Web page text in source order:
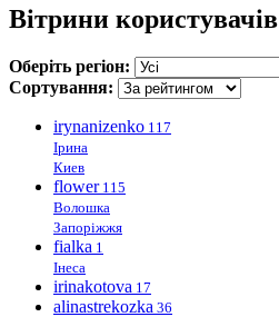
Вітрини користувачів
Оберіть регіон:
Сортування:
irynanizenko 117
Ірина
Киев
flower 115
Волошка
Запоріжжя
fialka 1
Інеса
irinakotova 17
alinastrekozka 36